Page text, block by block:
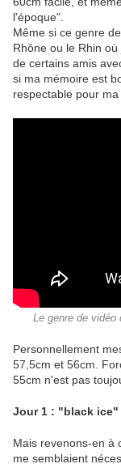
l'époque".
Même si ce genre
Rhône ou le Rhin
de certains amis
si ma mémoire est
respectable pour ma
Le genre de vidéo
Personnellement
57,5cm et 56cm.
55cm n'est pas
Jour 1 : "black
Mais revenons-en à
me semblaient